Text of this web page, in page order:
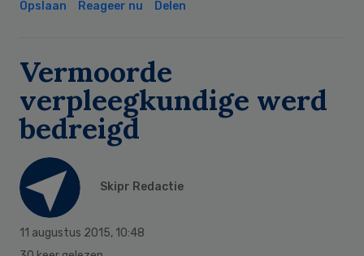
Opslaan Reageer nu Delen
Vermoorde
verpleegkundige werd
bedreigd
Skipr Redactie
11 augustus 2015, 10:48